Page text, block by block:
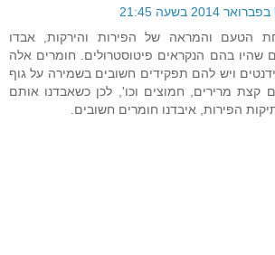
הטעם והמראה של הפירות והירקות, אבדו
שהיו בהם הנקראים פיטוסטרולים. חומרים אלה
ויש להם תפקידים חשובים בשמירה על גוף
מרירים, חמוצים וכו', לכן כשאבדנו אותם
הפירות, איבדנו חומרים חשובים.